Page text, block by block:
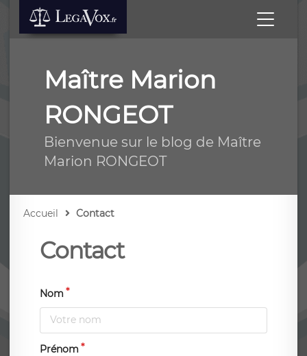
Maître Marion
RONGEOT
Bienvenue sur le blog de Maître
Marion RONGEOT
Accueil Contact
Contact
Nom
Prénom